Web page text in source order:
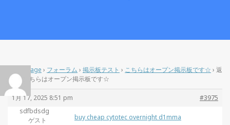
Home Page › フォーラム › 掲示板テスト › こちらはオープン掲示板です☆ › 返
信先: こちらはオープン掲示板です☆
1月 17, 2025 8:51 pm
#3975
sdfbdsdg
ゲスト
buy cheap cytotec overnight d1mma